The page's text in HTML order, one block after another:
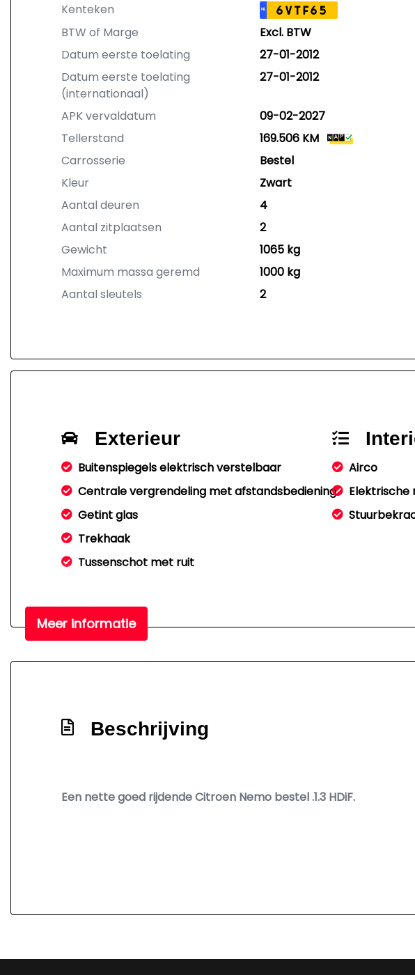
Kenteken NL 6VTF65
BTW of Marge
Excl. BTW
Datum eerste toelating
27-01-2012
Datum eerste toelating
(internationaal)
27-01-2012
APK vervaldatum
09-02-2027
Tellerstand
169.506 KM
Carrosserie
Bestel
Kleur
Zwart
Aantal deuren
4
Aantal zitplaatsen
2
Gewicht
1065 kg
Maximum massa geremd
1000 kg
Aantal sleutels
2
Exterieur
Buitenspiegels elektrisch verstelbaar
Centrale vergrendeling met afstandsbediening
Getint glas
Trekhaak
Tussenschot met ruit
Airco
Elektrische
Meer informatie
Beschrijving
Een nette goed rijdende Citroen Nemo bestel .1.3 HDiF.